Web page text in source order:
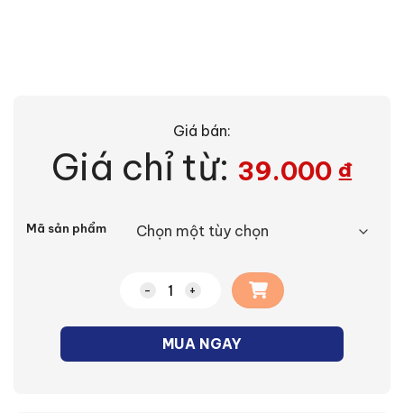
Giá bán:
Giá chỉ từ: 39.000 ₫
Mã sản phẩm
Bóng Đèn LED Bulb Tròn Nanoco Công
MUA NGAY